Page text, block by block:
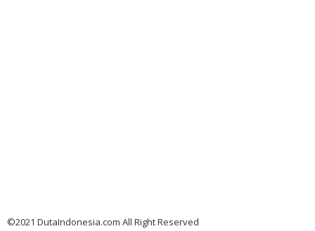
©2021 DutaIndonesia.com All Right Reserved